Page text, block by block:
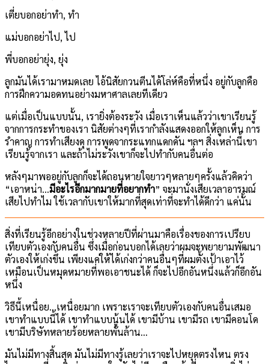
เตี่ยบอกอย่าทำ, ทำ
แม่บอกอย่าไป, ไป
พี่บอกอย่ายุ่ง, ยุ่ง
ลูกมันได้เรามาหมดเลย ไอ้นิสัยกวนตีนได้โล่ห์คือที่หนึ่ง อยู่กับลูกคือ
การฝึกความอดทนอย่างมหาศาลเลยทีเดียว
แต่เมื่อเป็นแบบนั้น, เรายิ่งต้องระวัง เมื่อเราเห็นแล้วว่าเขาเรียนรู้
จากการกระทำของเรา นิสัยต่างๆที่เรากำลังแสดงออกให้ลูกเห็น การ
รำคาญ การทำเสียงดุ การพูดจากระแทกแดกดัน ฯลฯ สิ่งเหล่านี้เขา
เรียนรู้จากเรา และถ้าไม่ระวังเขาก็จะไปทำกับคนอื่นต่อ
หลังๆมาพออยู่กับลูกก็จะได้ถอนหายใจยาวๆหลายๆครั้งแล้วคิดว่า
“เอาหน่า…มีอะไรอีกมากมายที่อยากทำ” จะมานั่งเสียเวลาอารมณ์
เสียไปทำไม ใช้เวลากับเขาให้มากที่สุดเท่าที่จะทำได้ดีกว่า แค่นั้น
สิ่งที่เรียนรู้อีกอย่างในช่วงหลายปีที่ผ่านมาคือเรื่องของการเปรียบ
เทียบตัวเองกับคนอื่น ซึ่งเมื่อก่อนบอกได้เลยว่าผมจะพยายามพัฒนา
ตัวเองให้เก่งขึ้น เพียงแค่ให้ได้เก่งกว่าคนอื่นๆที่ผมตั้งเป้าเอาไว้
เหมือนเป็นหมุดหมายที่พอเอาชนะได้ ก็จะไปอีกอันหนึ่งแล้วก็อีกอัน
หนึ่ง
วิธีนี้เหนื่อย…เหนื่อยมาก เพราะเราจะเทียบตัวเองกับคนอื่นเสมอ
เขาทำแบบนี้ได้ เขาทำแบบนู้นได้ เขามีบ้าน เขามีรถ เขามีคอนโด
เขามีบริษัทหลายร้อยหลายพันล้าน…
มันไม่มีทางสิ้นสุด มันไม่มีทางรู้เลยว่าเราจะไปหยุดตรงไหน ตรง